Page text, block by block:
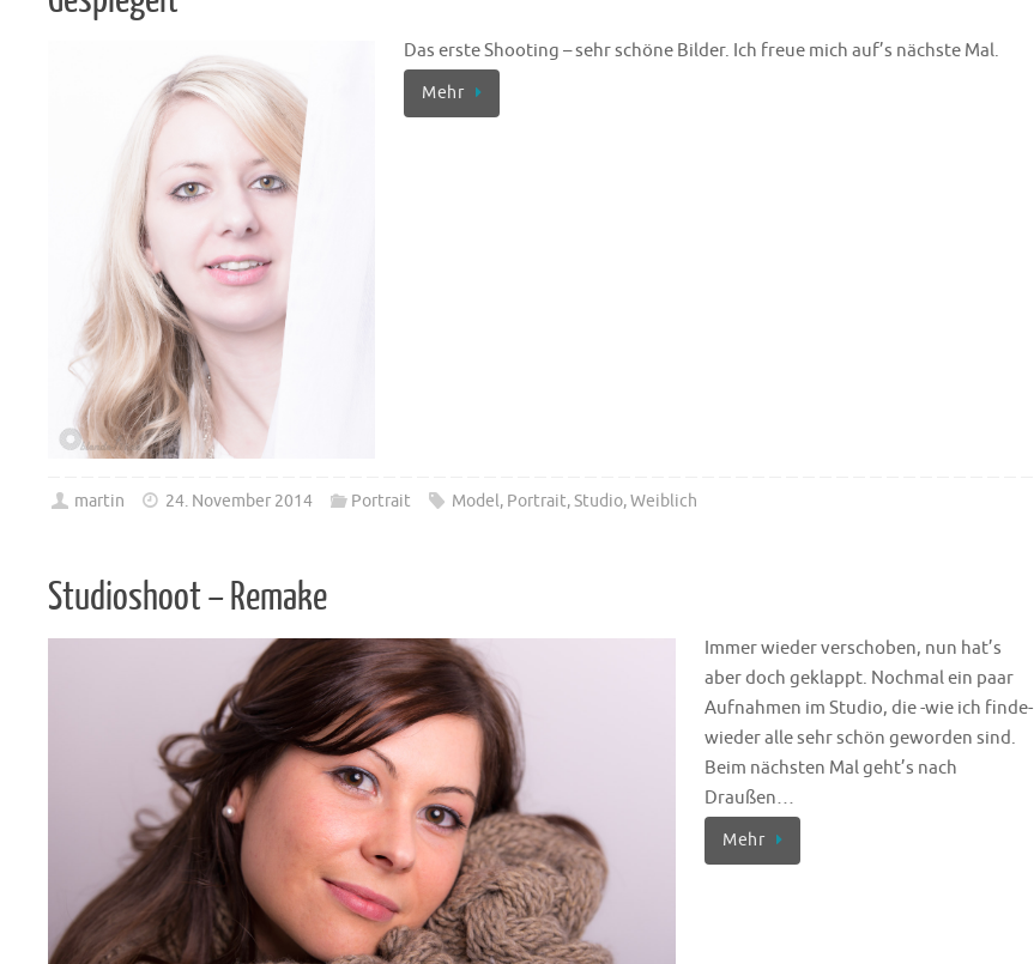
Das erste Shooting – sehr schöne Bilder. Ich freue mich auf’s nächste Mal.
Mehr
martin 24. November 2014 Portrait Model, Portrait,Studio,Weiblich
Studioshoot – Remake
Immer wieder verschoben, nun hat’s
aber doch geklappt. Nochmal ein paar
Aufnahmen im Studio, die -wie ich finde-
wieder alle sehr schön geworden sind.
Beim nächsten Mal geht’s nach
Draußen…
Mehr